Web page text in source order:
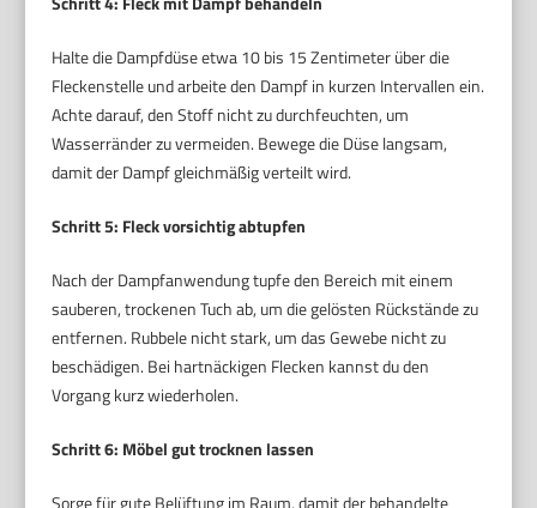
Halte die Dampfdüse etwa 10 bis 15 Zentimeter über die
Fleckenstelle und arbeite den Dampf in kurzen Intervallen ein.
Achte darauf, den Stoff nicht zu durchfeuchten, um
Wasserränder zu vermeiden. Bewege die Düse langsam,
damit der Dampf gleichmäßig verteilt wird.
Schritt 5: Fleck vorsichtig abtupfen
Nach der Dampfanwendung tupfe den Bereich mit einem
sauberen, trockenen Tuch ab, um die gelösten Rückstände zu
entfernen. Rubbele nicht stark, um das Gewebe nicht zu
beschädigen. Bei hartnäckigen Flecken kannst du den
Vorgang kurz wiederholen.
Schritt 6: Möbel gut trocknen lassen
Sorge für gute Belüftung im Raum, damit der behandelte